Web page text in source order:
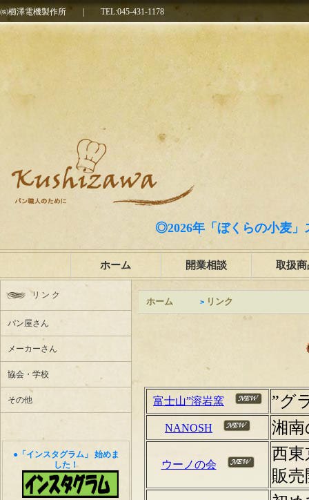
㈱櫛澤電機製作所 | TEL:045-431-1178
◎2026年「ぼくらの小麦
ホーム 開業相談 取扱商
リンク
パン屋さん
メーカーさん
協会・学校
その他
●「インスタグラム」 始めま
した！
ホーム > リンク